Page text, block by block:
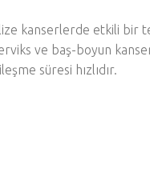
kanserlerde etkili bir
ve baş-boyun
süresi hızlıdır.